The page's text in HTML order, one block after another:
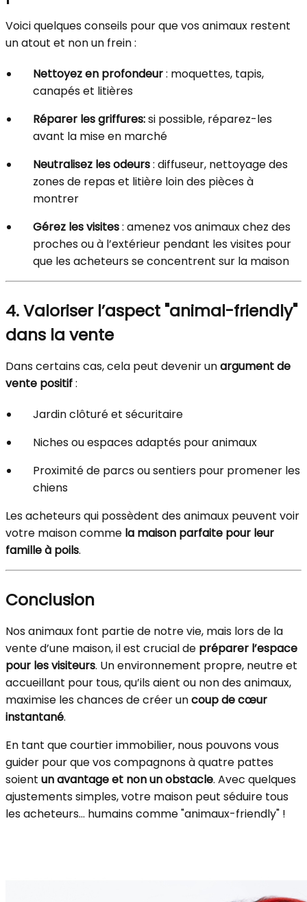
Voici quelques conseils pour que vos animaux restent
un atout et non un frein :
Nettoyez en profondeur: moquettes, tapis,
canapés et litières
Réparer les griffures:si possible, réparez-les
avant la mise en marché
Neutralisez les odeurs: diffuseur, nettoyage des
zones de repas et litière loin des pièces à
montrer
Gérez les visites: amenez vos animaux chez des
proches ou à l’extérieur pendant les visites pour
que les acheteurs se concentrent sur la maison
4. Valoriser l’aspect "animal-friendly"
dans la vente
Dans certains cas, cela peut devenir unargument de
vente positif:
Jardin clôturé et sécuritaire
Niches ou espaces adaptés pour animaux
Proximité de parcs ou sentiers pour promener les
chiens
Les acheteurs qui possèdent des animaux peuvent voir
votre maison comme la maison parfaite pour leur
famille à poils.
Conclusion
Nos animaux font partie de notre vie, mais lors de la
vente d’une maison, il est crucial de préparer l’espace
pour les visiteurs. Un environnement propre, neutre et
accueillant pour tous, qu’ils aient ou non des animaux,
maximise les chances de créer uncoup de cœur
instantané.
En tant que courtier immobilier, nous pouvons vous
guider pour que vos compagnons à quatre pattes
soient un avantage et non un obstacle. Avec quelques
ajustements simples, votre maison peut séduire tous
les acheteurs… humains comme "animaux-friendly" !